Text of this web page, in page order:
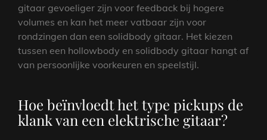
gitaar gevoeliger zijn voor feedback bij hogere
volumes en kan het meer vatbaar zijn voor
rondzingen dan een solidbody gitaar. Het kiezen
tussen een hollowbody en solidbody gitaar hangt af
van persoonlijke voorkeuren en speelstijl.
Hoe beïnvloedt het type pickups de
klank van een elektrische gitaar?